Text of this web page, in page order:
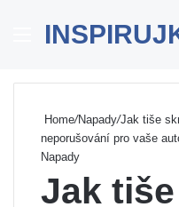
Menu
Home/Napady/Jak tiše
neporušování pro vaše
Napady
Jak